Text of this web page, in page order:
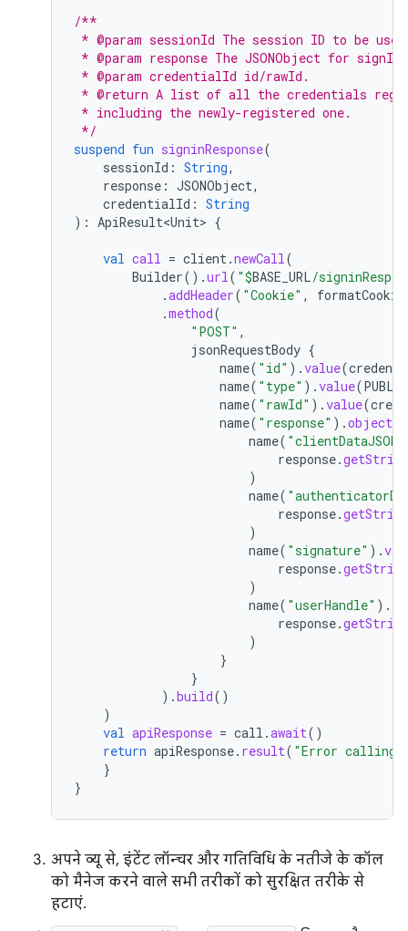
/**
* @param sessionId The session ID to be
* @param response The JSONObject for
* @param credentialId id/rawId.
* @return A list of all the credentials
* including the newly-registered one.
*/
suspend fun signinResponse(
sessionId : String,
response : JSONObject,
credentialId : String
): ApiResult<Unit> {
val call = client.newCall(
Builder().url( "$BASE_URL/
.addHeader( "Cookie" , formatCookie
.method(
"POST" ,
jsonRequestBody {
name( "id" ).value(
name( "type" ).value(
name( "rawId" ).value(
name( "response" ).
name( "clientDataJSON"
response.getString
)
name(
response.getString
)
name( "signature" ).
response.getString
)
name( "userHandle" ).
response.getString
)
}
}
).build()
)
val apiResponse = call .await()
return apiResponse. result( "Error calling /
}
}
अपने व्यू से, इंटेंट लॉन्चर और गतिविधि के नतीजे के कॉल
को मैनेज करने वाले सभी तरीकों को सुरक्षित तरीके से
हटाएं.